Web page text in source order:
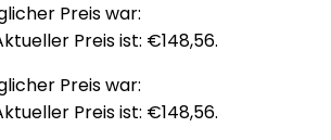
Preis war:
Preis ist: €148,56.
Preis war:
Preis ist: €148,56.